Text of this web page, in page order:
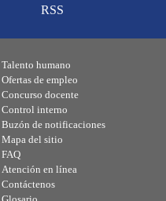
RSS
Talento humano
Ofertas de empleo
Concurso docente
Control interno
Buzón de notificaciones
Mapa del sitio
FAQ
Atención en línea
Contáctenos